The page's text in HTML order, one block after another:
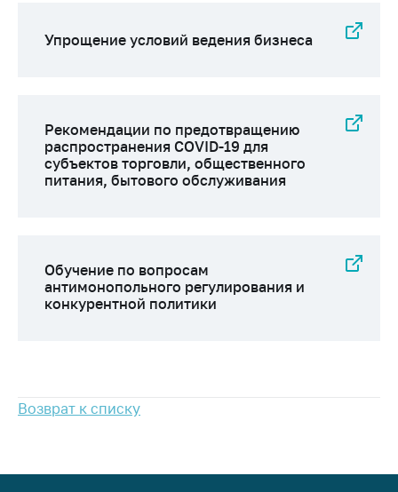
Вышестоящий
государственный
орган
Ценообразование
на лекарственные
средства, изделия
Решение Комиссии
(отсутствия)
Упрощение условий ведения бизнеса
Рекомендации по предотвращению
распространения COVID-19 для
субъектов торговли, общественного
питания, бытового обслуживания
Обучение по вопросам
антимонопольного регулирования и
конкурентной политики
Возврат к списку